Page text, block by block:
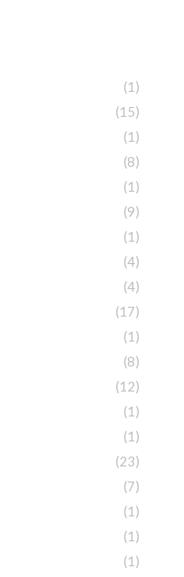
(1)
(15)
(1)
(8)
(1)
(9)
(1)
(4)
(4)
(17)
(1)
(8)
(12)
(1)
(1)
(23)
(7)
(1)
(1)
(1)